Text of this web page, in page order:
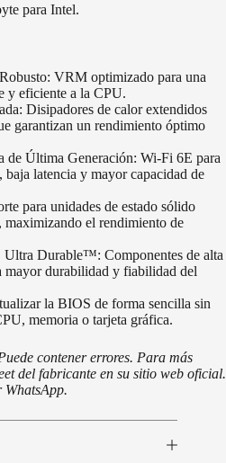
para Intel.
VRM optimizado para una
y eficiente a la CPU.
Disipadores de calor extendidos
garantizan un rendimiento óptimo
de Última Generación: Wi-Fi 6E para
baja latencia y mayor capacidad de
para unidades de estado sólido
el rendimiento de
Durable™: Componentes de alta
mayor durabilidad y fiabilidad del
la BIOS de forma sencilla sin
memoria o tarjeta gráfica.
contener errores. Para más
del fabricante en su sitio web oficial.
WhatsApp.